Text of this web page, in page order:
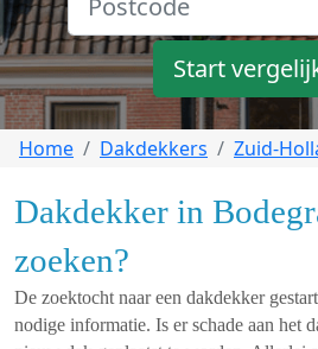
Start
Home Dakdekkers Zuid-
Dakdekker in
zoeken?
De zoektocht naar een dakdekker
nodige informatie. Is er schade aan het